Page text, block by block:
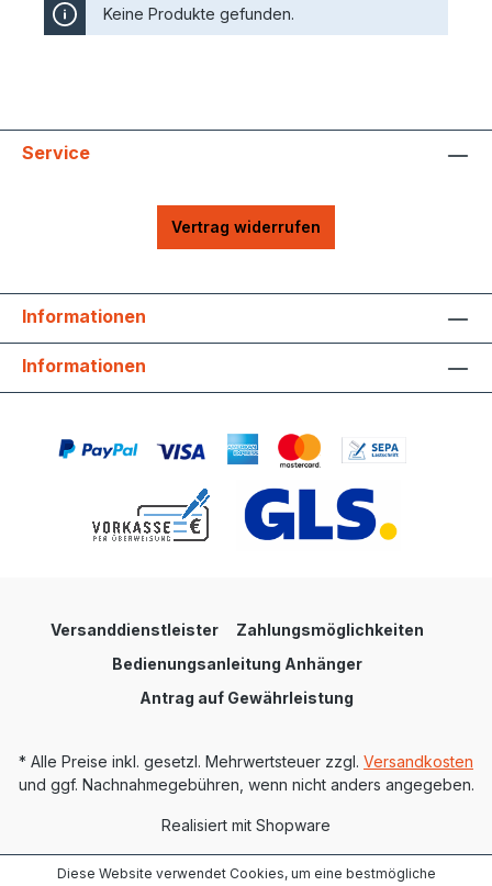
Keine Produkte gefunden.
Service
Vertrag widerrufen
Informationen
Informationen
Versanddienstleister
Zahlungsmöglichkeiten
Bedienungsanleitung Anhänger
Antrag auf Gewährleistung
* Alle Preise inkl. gesetzl. Mehrwertsteuer zzgl. Versandkosten
und ggf. Nachnahmegebühren, wenn nicht anders angegeben.
Realisiert mit Shopware
Diese Website verwendet Cookies, um eine bestmögliche